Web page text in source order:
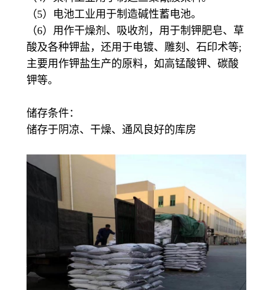
（5）电池工业用于制造碱性蓄电池。
（6）用作干燥剂、吸收剂，用于制钾肥皂、草
酸及各种钾盐，还用于电镀、雕刻、石印术等;
主要用作钾盐生产的原料，如高锰酸钾、碳酸
钾等。
储存条件：
储存于阴凉、干燥、通风良好的库房